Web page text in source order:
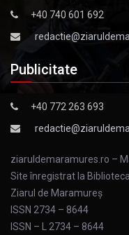
+40 740 601 692
Publicitate
+40 772 263 693
ziaruldemaramures.ro –
Site înregistrat la
Ziarul de Maramureş
ISSN 2734 – 8644
ISSN – L 2734 – 8644